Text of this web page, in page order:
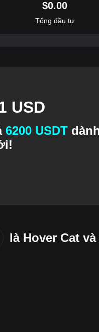
$0.00
Tổng đầu tư
USD
6200 USDT
là Hover Cat